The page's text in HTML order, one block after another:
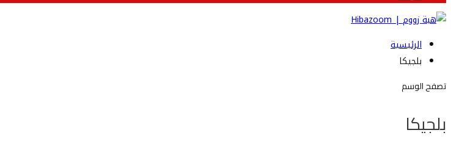
الرئيسية
بلجيكا
تصفح الوسم
بلجيكا